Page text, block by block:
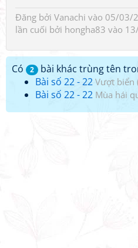
Đăng bởi Vanachi vào 05/03/
lần cuối bởi hongha83 vào
Có 2
bài khác trùng tên
Bài số 22 - 22 Vượt biển
Bài số 22 - 22 Mùa hái